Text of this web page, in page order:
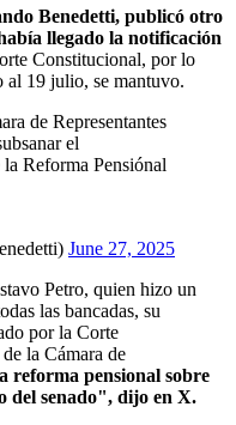
Benedetti, publicó otro
llegado la notificación
Constitucional, por lo
al 19 julio, se mantuvo.
de Representantes
el
Reforma Pensiónal
June 27, 2025
Petro, quien hizo un
las bancadas, su
por la Corte
la Cámara de
reforma pensional sobre
del senado", dijo en X.